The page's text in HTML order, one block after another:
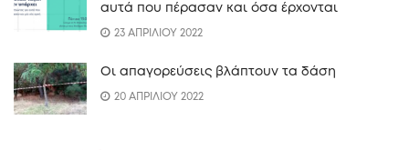
αυτά που πέρασαν και όσα έρχονται
23 ΑΠΡΙΛΙΟΥ 2022
Οι απαγορεύσεις βλάπτουν τα δάση
20 ΑΠΡΙΛΙΟΥ 2022